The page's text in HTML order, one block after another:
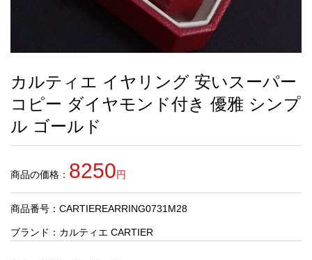
お
す
す
め
商
人
気
商
カルティエ イヤリング 安いスーパー
コピー ダイヤモンド付き 優雅 シンプ
ル ゴールド
商品の価格： 8250円
商品番号：CARTIEREARRING0731M28
ブランド： カルティエ CARTIER